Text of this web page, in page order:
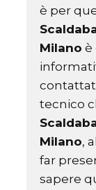
è per
Milano è
tecnico
Milano,
far
sapere